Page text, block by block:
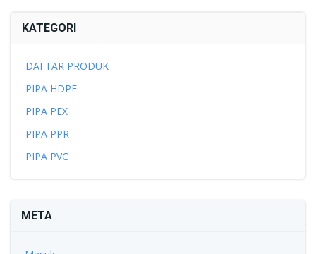
KATEGORI
DAFTAR PRODUK
PIPA HDPE
PIPA PEX
PIPA PPR
PIPA PVC
META